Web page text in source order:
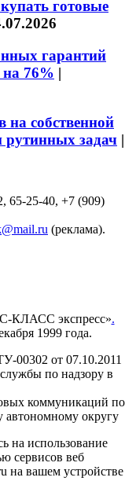
готовые
гарантий
на 76% |
собственной
рутинных задач |
65-25-40, +7 (909)
(реклама).
КЛАСС экспресс».
1999 года.
00302 от 07.10.2011
по надзору в
коммуникаций по
автономному округу
на использование
сервисов веб
на вашем устройстве